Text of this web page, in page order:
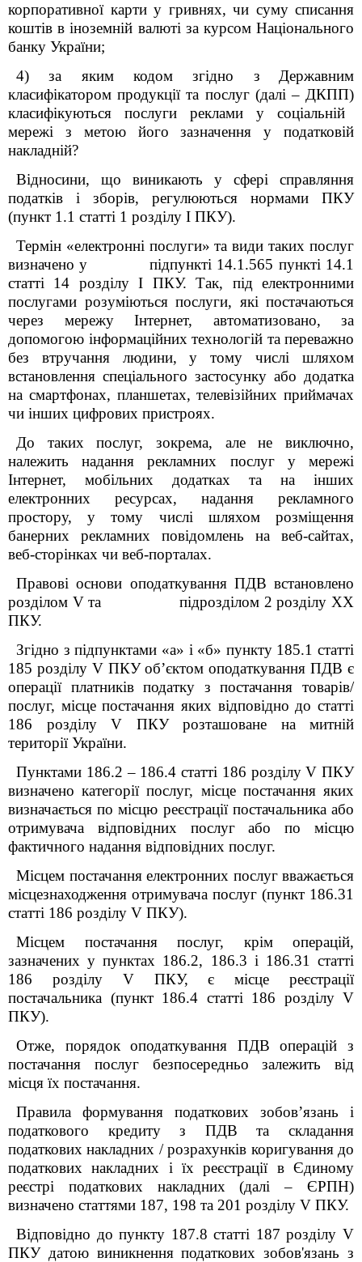
корпоративної карти у гривнях, чи суму списання
коштів в іноземній валюті за курсом Національного
банку України;
4) за яким кодом згідно з
Державним
класифікатором продукції та послуг (далі – ДКПП)
класифікуються послуги реклами у соціальній
мережі з метою його зазначення у податковій
накладній?
Відносини, що виникають у сфері справляння
податків і зборів, регулюються нормами ПКУ
(пункт 1.1 статті 1 розділу І ПКУ).
Термін «електронні послуги» та види таких послуг
визначено у підпункті 14.1.565 пункті 14.1
статті 14 розділу І ПКУ. Так, під електронними
послугами розуміються послуги, які постачаються
через мережу Інтернет, автоматизовано, за
допомогою інформаційних технологій та переважно
без втручання людини, у тому числі шляхом
встановлення спеціального застосунку або додатка
на смартфонах, планшетах, телевізійних приймачах
чи інших цифрових пристроях.
До таких послуг, зокрема, але не виключно,
належить надання рекламних послуг у мережі
Інтернет, мобільних додатках та на інших
електронних ресурсах, надання рекламного
простору, у тому числі шляхом розміщення
банерних рекламних повідомлень на веб-сайтах,
веб-сторінках чи веб-порталах.
Правові основи оподаткування ПДВ встановлено
розділом V та підрозділом 2розділу XX
ПКУ.
Згідно з підпунктами «а» і «б» пункту 185.1 статті
185 розділу VПКУ об’єктом оподаткування ПДВ є
операції платників податку з постачання товарів/
послуг, місце постачання яких відповідно до статті
186 розділу V ПКУ розташоване на митній
території України.
Пунктами 186.2 – 186.4 статті 186 розділуV ПКУ
визначено категорії послуг, місце постачання яких
визначається по місцю реєстрації постачальника або
отримувача відповідних послуг або по місцю
фактичного надання відповідних послуг.
Місцем постачання електронних послуг вважається
місцезнаходження отримувача послуг (пункт 186.31
статті 186 розділу V ПКУ).
Місцем постачання послуг, крім операцій,
зазначених у пунктах 186.2, 186.3 і 186.31
статті
186 розділу V ПКУ, є місце реєстрації
постачальника (пункт 186.4 статті 186 розділу V
ПКУ).
Отже, порядок оподаткування ПДВ операцій з
постачання послуг безпосередньо залежить від
місця їх постачання.
Правила формування податкових зобов’язань і
податкового кредиту з ПДВ та складання
податкових накладних / розрахунків коригування до
податкових накладних і їх реєстрації в Єдиному
реєстрі податкових накладних (далі – ЄРПН)
визначено статтями 187, 198 та 201 розділу V ПКУ.
Відповідно до пункту 187.8 статті 187розділу V
ПКУдатою виникнення податкових зобов'язань з